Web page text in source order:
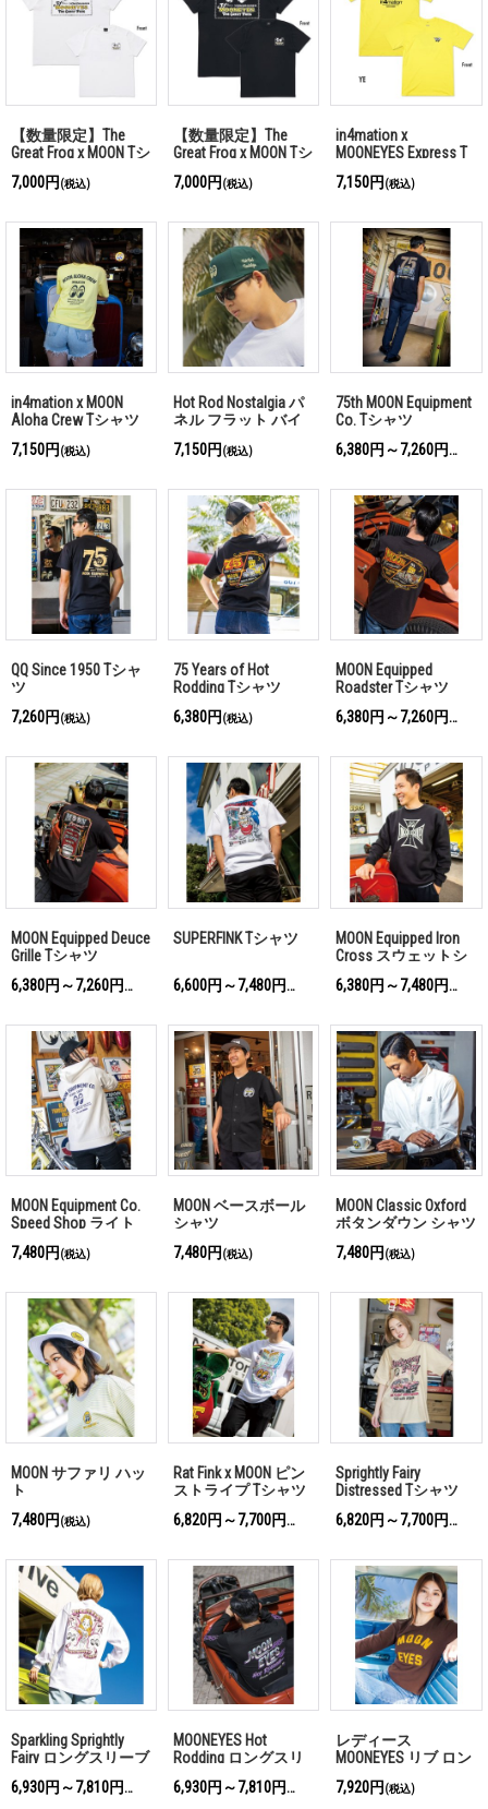
【数量限定】The
Great Frog x MOON Tシ
7,000円 (税込)
【数量限定】The
Great Frog x MOON Tシ
7,000円 (税込)
in4mation x
MOONEYES Express T
7,150円 (税込)
in4mation x MOON
Aloha Crew Tシャツ
7,150円 (税込)
Hot Rod Nostalgia パ
ネル フラット バイ
ザー キャップ
7,150円 (税込)
75th MOON Equipment
Co. Tシャツ
6,380円～7,260円
(税込)
QQ Since 1950 Tシャ
ツ
7,260円 (税込)
75 Years of Hot
Rodding Tシャツ
6,380円 (税込)
MOON Equipped
Roadster Tシャツ
6,380円～7,260円
(税込)
MOON Equipped Deuce
Grille Tシャツ
6,380円～7,260円
(税込)
SUPERFINK Tシャツ
6,600円～7,480円
(税込)
MOON Equipped Iron
Cross スウェットシ
6,380円～7,480円
(税込)
MOON Equipment Co.
Speed Shop ライト
7,480円 (税込)
MOON ベースボール
シャツ
7,480円 (税込)
MOON Classic Oxford
ボタンダウン シャツ
7,480円 (税込)
MOON サファリ ハッ
ト
7,480円 (税込)
Rat Fink x MOON ピン
ストライプ Tシャツ
6,820円～7,700円
(税込)
Sprightly Fairy
Distressed Tシャツ
6,820円～7,700円
(税込)
Sparkling Sprightly
Fairy ロングスリーブ
6,930円～7,810円
(税込)
MOONEYES Hot
Rodding ロングスリ
6,930円～7,810円
(税込)
レディース
MOONEYES リブ ロン
7,920円 (税込)